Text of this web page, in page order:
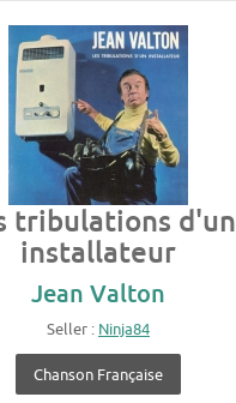
tribulations d'un
installateur
Jean Valton
Seller : Ninja84
Chanson Française